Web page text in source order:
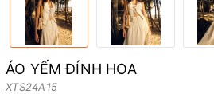
ÁO YẾM ĐÍNH HOA
XTS24A15